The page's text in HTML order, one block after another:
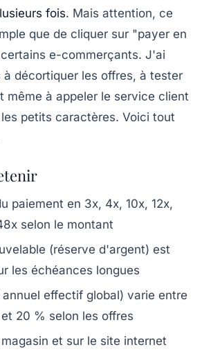
fois. Mais attention, ce
que de cliquer sur "payer en
e-commerçants. J'ai
à décortiquer les offres, à tester
même à appeler le service client
petits caractères. Voici tout
paiement en 3x, 4x, 10x, 12x,
selon le montant
(réserve d'argent) est
les échéances longues
annuel effectif global) varie entre
20 % selon les offres
et sur le site internet